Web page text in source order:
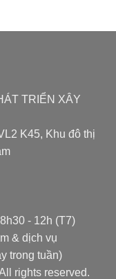
TRIỂN XÂY
K45, Khu đô thị
- 12h (T7)
& dịch vụ
trong tuần)
rights reserved.